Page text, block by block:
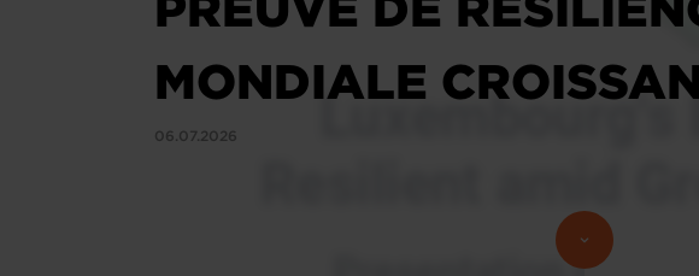
MONDIALE
06.07.2026